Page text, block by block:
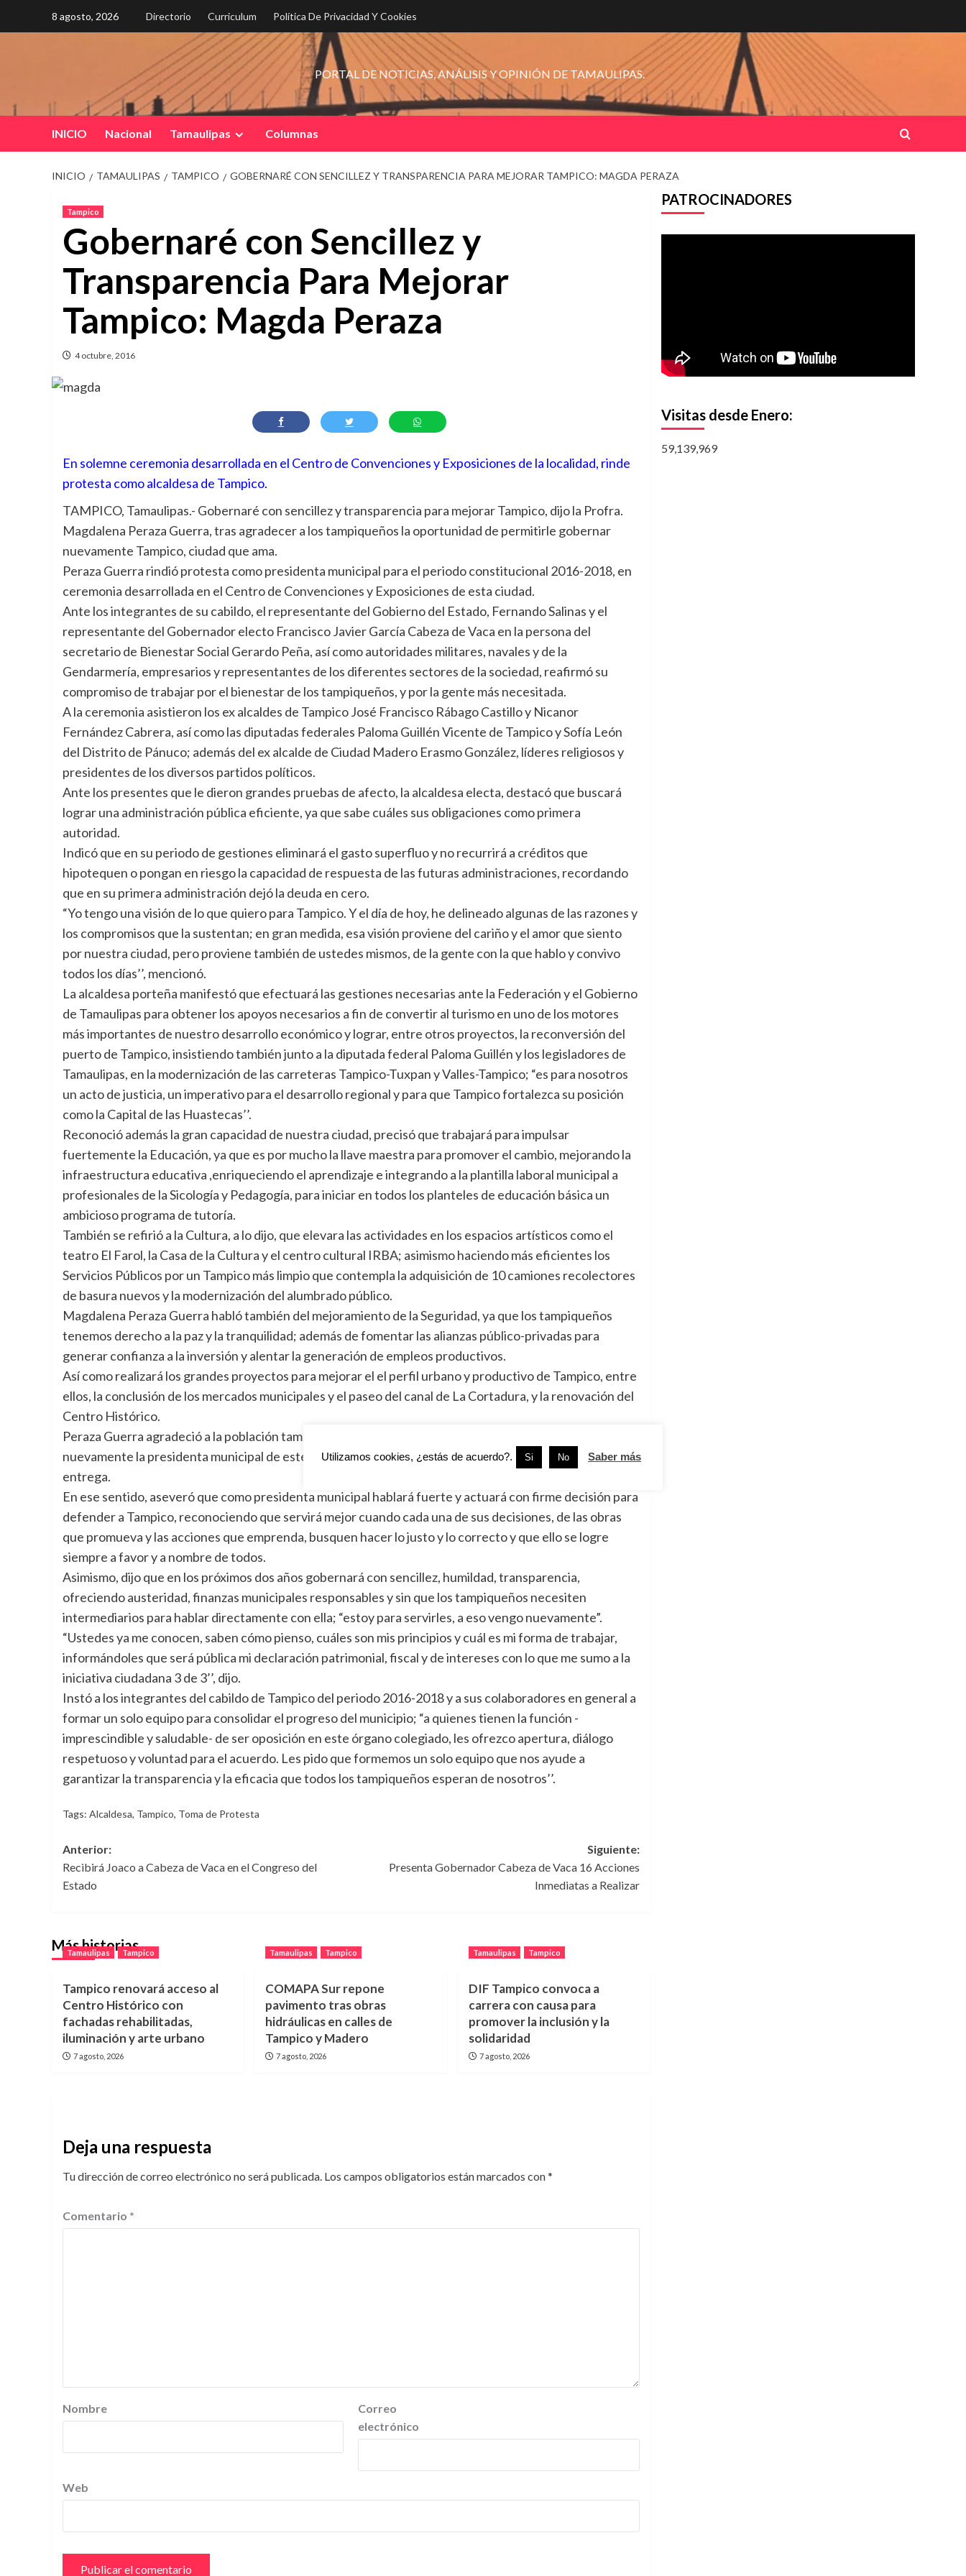
8 agosto, 2026 Directorio Curriculum Política De Privacidad Y Cookies
PORTAL DE NOTICIAS, ANÁLISIS Y OPINIÓN DE TAMAULIPAS.
INICIO Nacional Tamaulipas Columnas
INICIO TAMAULIPAS TAMPICO GOBERNARÉ CON SENCILLEZ Y TRANSPARENCIA PARA MEJORAR TAMPICO: MAGDA PERAZA
Tampico
Gobernaré con Sencillez y
Transparencia Para Mejorar
Tampico: Magda Peraza
4 octubre, 2016
En solemne ceremonia desarrollada en el Centro de Convenciones y Exposiciones de la localidad, rinde
protesta como alcaldesa de Tampico.
TAMPICO, Tamaulipas.- Gobernaré con sencillez y transparencia para mejorar Tampico, dijo la Profra.
Magdalena Peraza Guerra, tras agradecer a los tampiqueños la oportunidad de permitirle gobernar
nuevamente Tampico, ciudad que ama.
Peraza Guerra rindió protesta como presidenta municipal para el periodo constitucional 2016-2018, en
ceremonia desarrollada en el Centro de Convenciones y Exposiciones de esta ciudad.
Ante los integrantes de su cabildo, el representante del Gobierno del Estado, Fernando Salinas y el
representante del Gobernador electo Francisco Javier García Cabeza de Vaca en la persona del
secretario de Bienestar Social Gerardo Peña, así como autoridades militares, navales y de la
Gendarmería, empresarios y representantes de los diferentes sectores de la sociedad, reafirmó su
compromiso de trabajar por el bienestar de los tampiqueños, y por la gente más necesitada.
A la ceremonia asistieron los ex alcaldes de Tampico José Francisco Rábago Castillo y Nicanor
Fernández Cabrera, así como las diputadas federales Paloma Guillén Vicente de Tampico y Sofía León
del Distrito de Pánuco; además del ex alcalde de Ciudad Madero Erasmo González, líderes religiosos y
presidentes de los diversos partidos políticos.
Ante los presentes que le dieron grandes pruebas de afecto, la alcaldesa electa, destacó que buscará
lograr una administración pública eficiente, ya que sabe cuáles sus obligaciones como primera
autoridad.
Indicó que en su periodo de gestiones eliminará el gasto superfluo y no recurrirá a créditos que
hipotequen o pongan en riesgo la capacidad de respuesta de las futuras administraciones, recordando
que en su primera administración dejó la deuda en cero.
“Yo tengo una visión de lo que quiero para Tampico. Y el día de hoy, he delineado algunas de las razones y
los compromisos que la sustentan; en gran medida, esa visión proviene del cariño y el amor que siento
por nuestra ciudad, pero proviene también de ustedes mismos, de la gente con la que hablo y convivo
todos los días’’, mencionó.
La alcaldesa porteña manifestó que efectuará las gestiones necesarias ante la Federación y el Gobierno
de Tamaulipas para obtener los apoyos necesarios a fin de convertir al turismo en uno de los motores
más importantes de nuestro desarrollo económico y lograr, entre otros proyectos, la reconversión del
puerto de Tampico, insistiendo también junto a la diputada federal Paloma Guillén y los legisladores de
Tamaulipas, en la modernización de las carreteras Tampico-Tuxpan y Valles-Tampico; “es para nosotros
un acto de justicia, un imperativo para el desarrollo regional y para que Tampico fortalezca su posición
como la Capital de las Huastecas’’.
Reconoció además la gran capacidad de nuestra ciudad, precisó que trabajará para impulsar
fuertemente la Educación, ya que es por mucho la llave maestra para promover el cambio, mejorando la
infraestructura educativa ,enriqueciendo el aprendizaje e integrando a la plantilla laboral municipal a
profesionales de la Sicología y Pedagogía, para iniciar en todos los planteles de educación básica un
ambicioso programa de tutoría.
También se refirió a la Cultura, a lo dijo, que elevara las actividades en los espacios artísticos como el
teatro El Farol, la Casa de la Cultura y el centro cultural IRBA; asimismo haciendo más eficientes los
Servicios Públicos por un Tampico más limpio que contempla la adquisición de 10 camiones recolectores
de basura nuevos y la modernización del alumbrado público.
Magdalena Peraza Guerra habló también del mejoramiento de la Seguridad, ya que los tampiqueños
tenemos derecho a la paz y la tranquilidad; además de fomentar las alianzas público-privadas para
generar confianza a la inversión y alentar la generación de empleos productivos.
Así como realizará los grandes proyectos para mejorar el el perfil urbano y productivo de Tampico, entre
ellos, la conclusión de los mercados municipales y el paseo del canal de La Cortadura, y la renovación del
Centro Histórico.
Peraza Guerra agradeció a la población tampiqueña por permitirle el honor y privilegio de ser
nuevamente la presidenta municipal de este Tampico extraordinario, al que reiteró su absoluta lealtad y
entrega.
En ese sentido, aseveró que como presidenta municipal hablará fuerte y actuará con firme decisión para
defender a Tampico, reconociendo que servirá mejor cuando cada una de sus decisiones, de las obras
que promueva y las acciones que emprenda, busquen hacer lo justo y lo correcto y que ello se logre
siempre a favor y a nombre de todos.
Asimismo, dijo que en los próximos dos años gobernará con sencillez, humildad, transparencia,
ofreciendo austeridad, finanzas municipales responsables y sin que los tampiqueños necesiten
intermediarios para hablar directamente con ella; “estoy para servirles, a eso vengo nuevamente”.
“Ustedes ya me conocen, saben cómo pienso, cuáles son mis principios y cuál es mi forma de trabajar,
informándoles que será pública mi declaración patrimonial, fiscal y de intereses con lo que me sumo a la
iniciativa ciudadana 3 de 3’’, dijo.
Instó a los integrantes del cabildo de Tampico del periodo 2016-2018 y a sus colaboradores en general a
formar un solo equipo para consolidar el progreso del municipio; “a quienes tienen la función -
imprescindible y saludable- de ser oposición en este órgano colegiado, les ofrezco apertura, diálogo
respetuoso y voluntad para el acuerdo. Les pido que formemos un solo equipo que nos ayude a
garantizar la transparencia y la eficacia que todos los tampiqueños esperan de nosotros’’.
Tags: Alcaldesa, Tampico, Toma de Protesta
Navegación
de
entradas
Anterior:
Recibirá Joaco a Cabeza de Vaca en el Congreso del
Estado
Siguiente:
Presenta Gobernador Cabeza de Vaca 16 Acciones
Inmediatas a Realizar
Más historias
Tamaulipas Tampico
Tampico renovará acceso al
Centro Histórico con
fachadas rehabilitadas,
iluminación y arte urbano
7 agosto, 2026
Tamaulipas Tampico
COMAPA Sur repone
pavimento tras obras
hidráulicas en calles de
Tampico y Madero
7 agosto, 2026
Tamaulipas Tampico
DIF Tampico convoca a
carrera con causa para
promover la inclusión y la
solidaridad
7 agosto, 2026
Deja una respuesta
Tu dirección de correo electrónico no será publicada. Los campos obligatorios están marcados con*
Comentario *
Nombre
Correo
electrónico
Web
PATROCINADORES
Visitas desde Enero:
59,139,969
Utilizamos cookies, ¿estás de acuerdo?. Si No Saber más